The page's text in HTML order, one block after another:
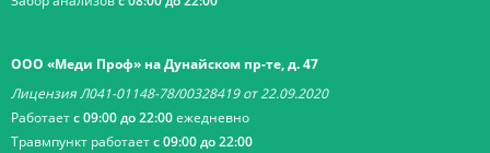
ООО «Меди Проф» на Дунайском пр-те, д. 47
Лицензия Л041-01148-78/00328419 от 22.09.2020
Работаетс 09:00 до 22:00ежедневно
Травмпункт работаетс 09:00 до 22:00